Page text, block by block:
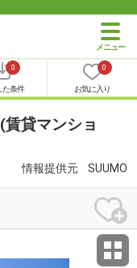
0
た条件
0
お気に入り
貸マンショ
情報提供元 SUUMO